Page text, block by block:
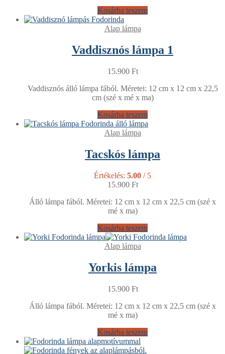
Kosárba teszem
Alap lámpa
Vaddisznós lámpa 1
15.900 Ft
Vaddisznós álló lámpa fából. Méretei: 12 cm x 12 cm x 22,5
cm (szé x mé x ma)
Kosárba teszem
Alap lámpa
Tacskós lámpa
Értékelés: 5.00 / 5
15.900 Ft
Álló lámpa fából. Méretei: 12 cm x 12 cm x 22,5 cm (szé x
mé x ma)
Kosárba teszem
Alap lámpa
Yorkis lámpa
15.900 Ft
Álló lámpa fából. Méretei: 12 cm x 12 cm x 22,5 cm (szé x
mé x ma)
Kosárba teszem